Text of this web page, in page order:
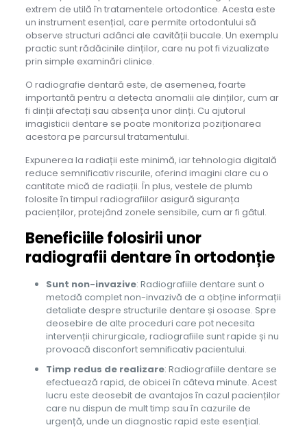
extrem de utilă în tratamentele ortodontice. Acesta este
un instrument esențial, care permite ortodontului să
observe structuri adânci ale cavității bucale. Un exemplu
practic sunt rădăcinile dinților, care nu pot fi vizualizate
prin simple examinări clinice.
O radiografie dentară este, de asemenea, foarte
importantă pentru a detecta anomalii ale dinților, cum ar
fi dinții afectați sau absența unor dinți. Cu ajutorul
imagisticii dentare se poate monitoriza poziționarea
acestora pe parcursul tratamentului.
Expunerea la radiații este minimă, iar tehnologia digitală
reduce semnificativ riscurile, oferind imagini clare cu o
cantitate mică de radiații. În plus, vestele de plumb
folosite în timpul radiografiilor asigură siguranța
pacienților, protejând zonele sensibile, cum ar fi gâtul.
Beneficiilefolosirii unor
radiografii dentare în ortodonție
Sunt non-invazive: Radiografiile dentare sunt o
metodă complet non-invazivă de a obține informații
detaliate despre structurile dentare și osoase. Spre
deosebire de alte proceduri care pot necesita
intervenții chirurgicale, radiografiile sunt rapide și nu
provoacă disconfort semnificativ pacientului.
Timp redus de realizare: Radiografiile dentare se
efectuează rapid, de obicei în câteva minute. Acest
lucru este deosebit de avantajos în cazul pacienților
care nu dispun de mult timp sau în cazurile de
urgență, unde un diagnostic rapid este esențial.